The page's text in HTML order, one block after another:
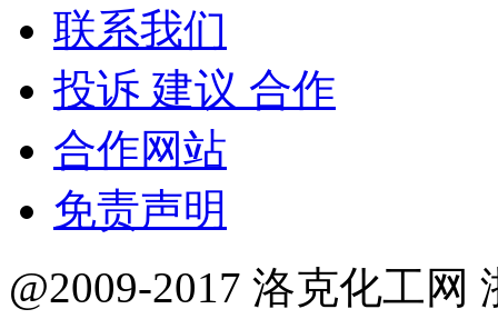
联系我们
投诉 建议 合作
合作网站
免责声明
@2009-2017 洛克化工网